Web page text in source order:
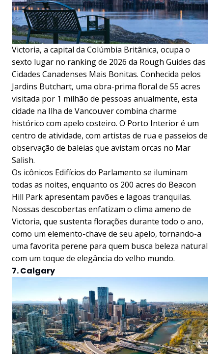
Victoria, a capital da Colúmbia Britânica, ocupa o
sexto lugar no ranking de 2026 da Rough Guides das
Cidades Canadenses Mais Bonitas. Conhecida pelos
Jardins Butchart, uma obra-prima floral de 55 acres
visitada por 1 milhão de pessoas anualmente, esta
cidade na Ilha de Vancouver combina charme
histórico com apelo costeiro. O Porto Interior é um
centro de atividade, com artistas de rua e passeios de
observação de baleias que avistam orcas no Mar
Salish.
Os icônicos Edifícios do Parlamento se iluminam
todas as noites, enquanto os 200 acres do Beacon
Hill Park apresentam pavões e lagoas tranquilas.
Nossas descobertas enfatizam o clima ameno de
Victoria, que sustenta florações durante todo o ano,
como um elemento-chave de seu apelo, tornando-a
uma favorita perene para quem busca beleza natural
com um toque de elegância do velho mundo.
7. Calgary